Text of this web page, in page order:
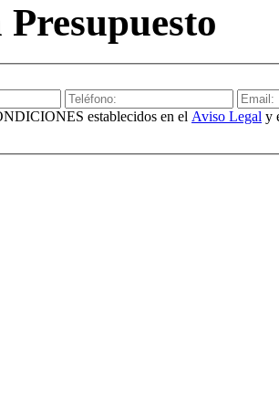
establecidos en el Aviso Legal y